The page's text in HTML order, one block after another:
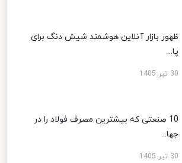
ظهور بازار آنلاین هوشمند شیش دنگ برای
پا...
30 تیر 1405
10 صنعتی که بیشترین مصرف فولاد را در
جها...
30 تیر 1405